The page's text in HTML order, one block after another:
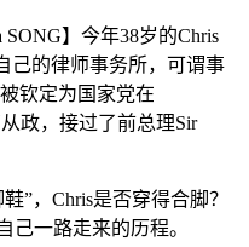
SONG】今年38岁的Chris
己的律师事务所，可谓事
钦定为国家党在
政，接过了前总理Sir
”，Chris是否穿得合脚？
己一路走来的历程。